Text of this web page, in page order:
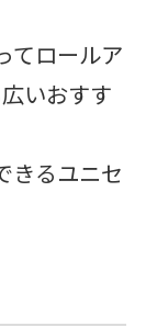
てロールア
いおすす
きるユニセ